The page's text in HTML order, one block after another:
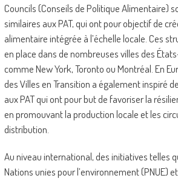
Councils (Conseils de Politique Alimentaire)
similaires aux PAT, qui ont pour objectif de
alimentaire intégrée à l’échelle locale. Ces
en place dans de nombreuses villes des
comme New York, Toronto ou Montréal. En
des Villes en Transition a également inspiré
aux PAT qui ont pour but de favoriser la
en promouvant la production locale et les
distribution.
Au niveau international, des initiatives telles
Nations unies pour l’environnement (PNUE)